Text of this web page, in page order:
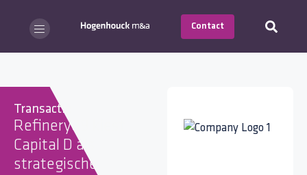
Contact
Transactie
Refinery89 kiest
Capital D als
strategische